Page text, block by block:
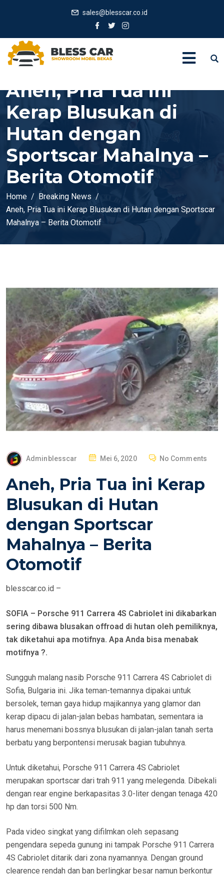
sales@blesscar.co.id
Aneh, Pria Tua ini
Kerap Blusukan di
Hutan dengan
Sportscar Mahalnya –
Berita Otomotif
Home
Breaking News
Aneh, Pria Tua ini Kerap Blusukan di Hutan dengan Sportscar
Mahalnya – Berita Otomotif
Adminblesscar
P
S
T
E
D
N
Mei 6, 2020 No Comments
Aneh, Pria Tua ini Kerap
Blusukan di Hutan
dengan Sportscar
Mahalnya – Berita
Otomotif
blesscar.co.id –
SOFIA – Porsche 911 Carrera 4S Cabriolet ini dikabarkan
sering dibawa blusakan offroad di hutan oleh pemiliknya,
tak diketahui apa motifnya. Apa Anda bisa menabak
motifnya ?.
Sungguh malang nasib Porsche 911 Carrera 4S Cabriolet di
Sofia, Bulgaria ini. Jika teman-temannya dipakai untuk
bersolek, teman gaya hidup majikannya yang glamor dan
kerap dipacu di jalan-jalan bebas hambatan, sementara ia
harus menemani bossnya blusukan di jalan-jalan tanah serta
berbatu yang berpontensi merusak bagian tubuhnya.
Untuk diketahui, Porsche 911 Carrera 4S Cabriolet
merupakan sportscar dari trah 911 yang melegenda. Dibekali
dengan rear engine berkapasitas 3.0-liter dengan tenaga 420
hp dan torsi 500 Nm.
Pada video singkat yang difilmkan oleh sepasang
pengendara sepeda gunung ini tampak Porsche 911 Carrera
4S Cabriolet ditarik dari zona nyamannya. Dengan ground
clearence rendah dan ban berlingkar besar namun berkontur